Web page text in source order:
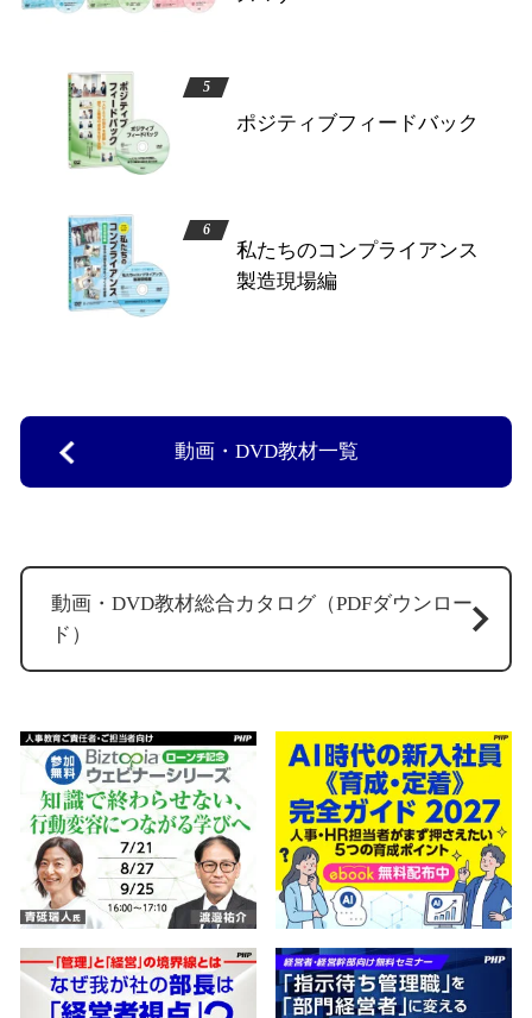
ポジティブフィードバック
私たちのコンプライアンス
製造現場編
動画・DVD教材一覧
動画・DVD教材総合カタログ（PDFダウンロー
ド）